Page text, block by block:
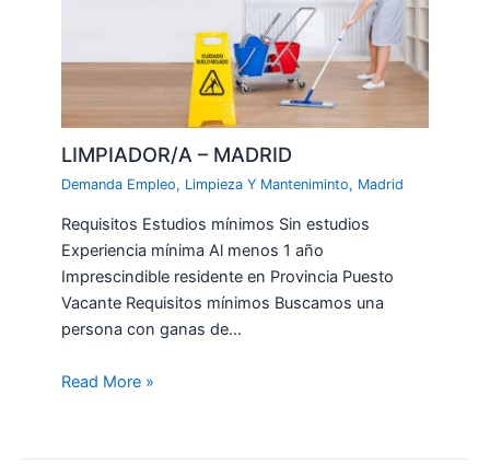
LIMPIADOR/A – MADRID
Demanda Empleo, Limpieza Y Manteniminto, Madrid
Requisitos Estudios mínimos Sin estudios
Experiencia mínima Al menos 1 año
Imprescindible residente en Provincia Puesto
Vacante Requisitos mínimos Buscamos una
persona con ganas de…
Read More »